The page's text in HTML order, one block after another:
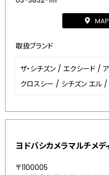
取扱ブランド
ザ・シチズン / エクシード /
クロスシー / シチズン エル /
ヨドバシカメラマルチメデ
〒1100005